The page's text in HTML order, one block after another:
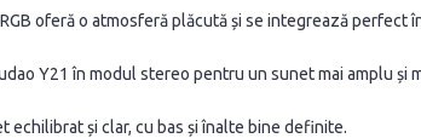
oferă o atmosferă plăcută și se integrează perfect
Y21 în modul stereo pentru un sunet mai amplu și
echilibrat și clar, cu bas și înalte bine definite.